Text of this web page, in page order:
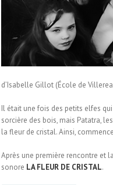
d’Isabelle Gillot (École de
Il était une fois des petits elfes
sorcière des bois, mais Patatra,
la fleur de cristal. Ainsi,
Après une première rencontre et
sonore LA FLEUR DE CRISTAL.